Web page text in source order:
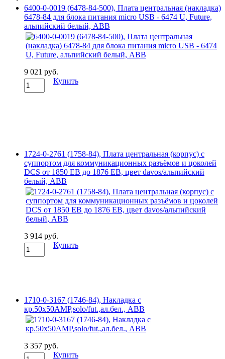
6400-0-0019 (6478-84-500), Плата центральная (накладка)
6478-84 для блока питания micro USB - 6474 U, Future,
альпийский белый, ABB
9 021 руб.
Купить
1724-0-2761 (1758-84), Плата центральная (корпус) с
суппортом для коммуникационных разъёмов и цоколей
DCS от 1850 EB до 1876 EB, цвет davos/альпийский
белый, ABB
3 914 руб.
Купить
1710-0-3167 (1746-84), Накладка с
кр.50x50AMP,solo/fut.,ал.бел., ABB
3 357 руб.
Купить